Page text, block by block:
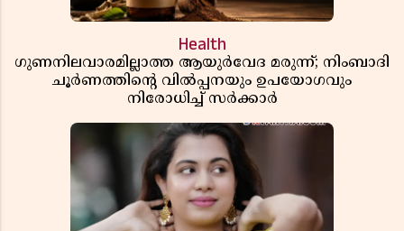
Health
ഗുണനിലവാരമില്ലാത്ത ആയുർവേദ മരുന്ന്; നിംബാദി
ചൂർണത്തിൻ്റെ വിൽപ്പനയും ഉപയോഗവും
നിരോധിച്ച് സർക്കാർ